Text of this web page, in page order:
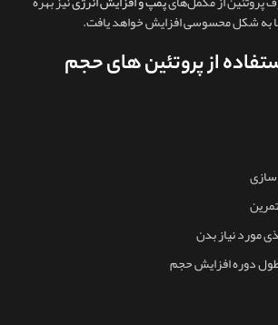
به شکل محسوسی افزایش خواهد یافت.
از پروتئین های حجم
مورد نیاز بدن
دوره افزایش حجم